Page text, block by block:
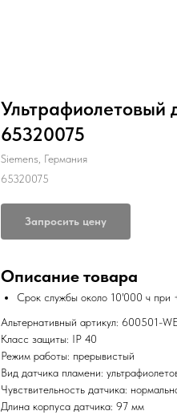
Ультрафиолетовый
65320075
Siemens, Германия
65320075
Запросить цену
Описание товара
Срок службы около 10'000 ч при
Альтернативный артикул: 600501-
Класс защиты: IP 40
Режим работы: прерывистый
Вид датчика пламени:
Чувствительность датчика:
Длина корпуса датчика: 97 мм